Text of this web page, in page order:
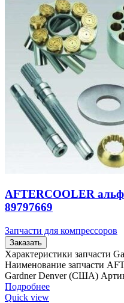
AFTERCOOLER
89797669
Запчасти для компрессоров
Заказать
Характеристики запчасти
Наименование запчасти
Gardner Denver (США)
Подробнее
Quick view